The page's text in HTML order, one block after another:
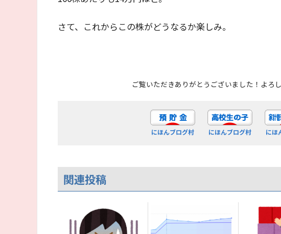
さて、これからこの株がどうなるか楽しみ。
ご覧いただきありがとうございました！よろ
にほんブログ村 にほんブログ村 にほ
関連投稿